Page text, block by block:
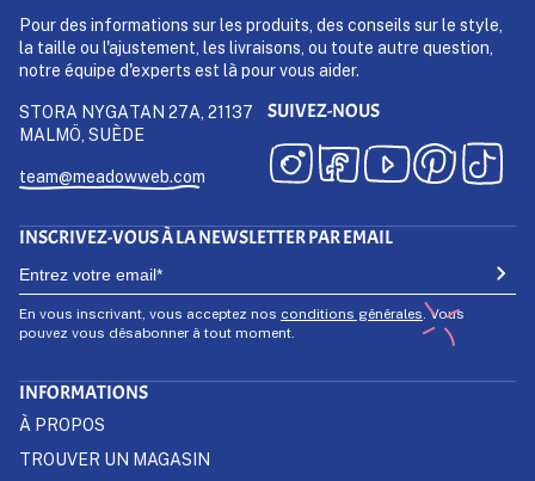
Pour des informations sur les produits, des conseils sur le style,
la taille ou l'ajustement, les livraisons, ou toute autre question,
notre équipe d'experts est là pour vous aider.
STORA NYGATAN 27A, 21137
MALMÖ, SUÈDE
team@meadowweb.com
SUIVEZ-NOUS
INSCRIVEZ-VOUS À LA NEWSLETTER PAR EMAIL
En vous inscrivant, vous acceptez nos conditions générales . Vous
pouvez vous désabonner à tout moment.
INFORMATIONS
À PROPOS
TROUVER UN MAGASIN